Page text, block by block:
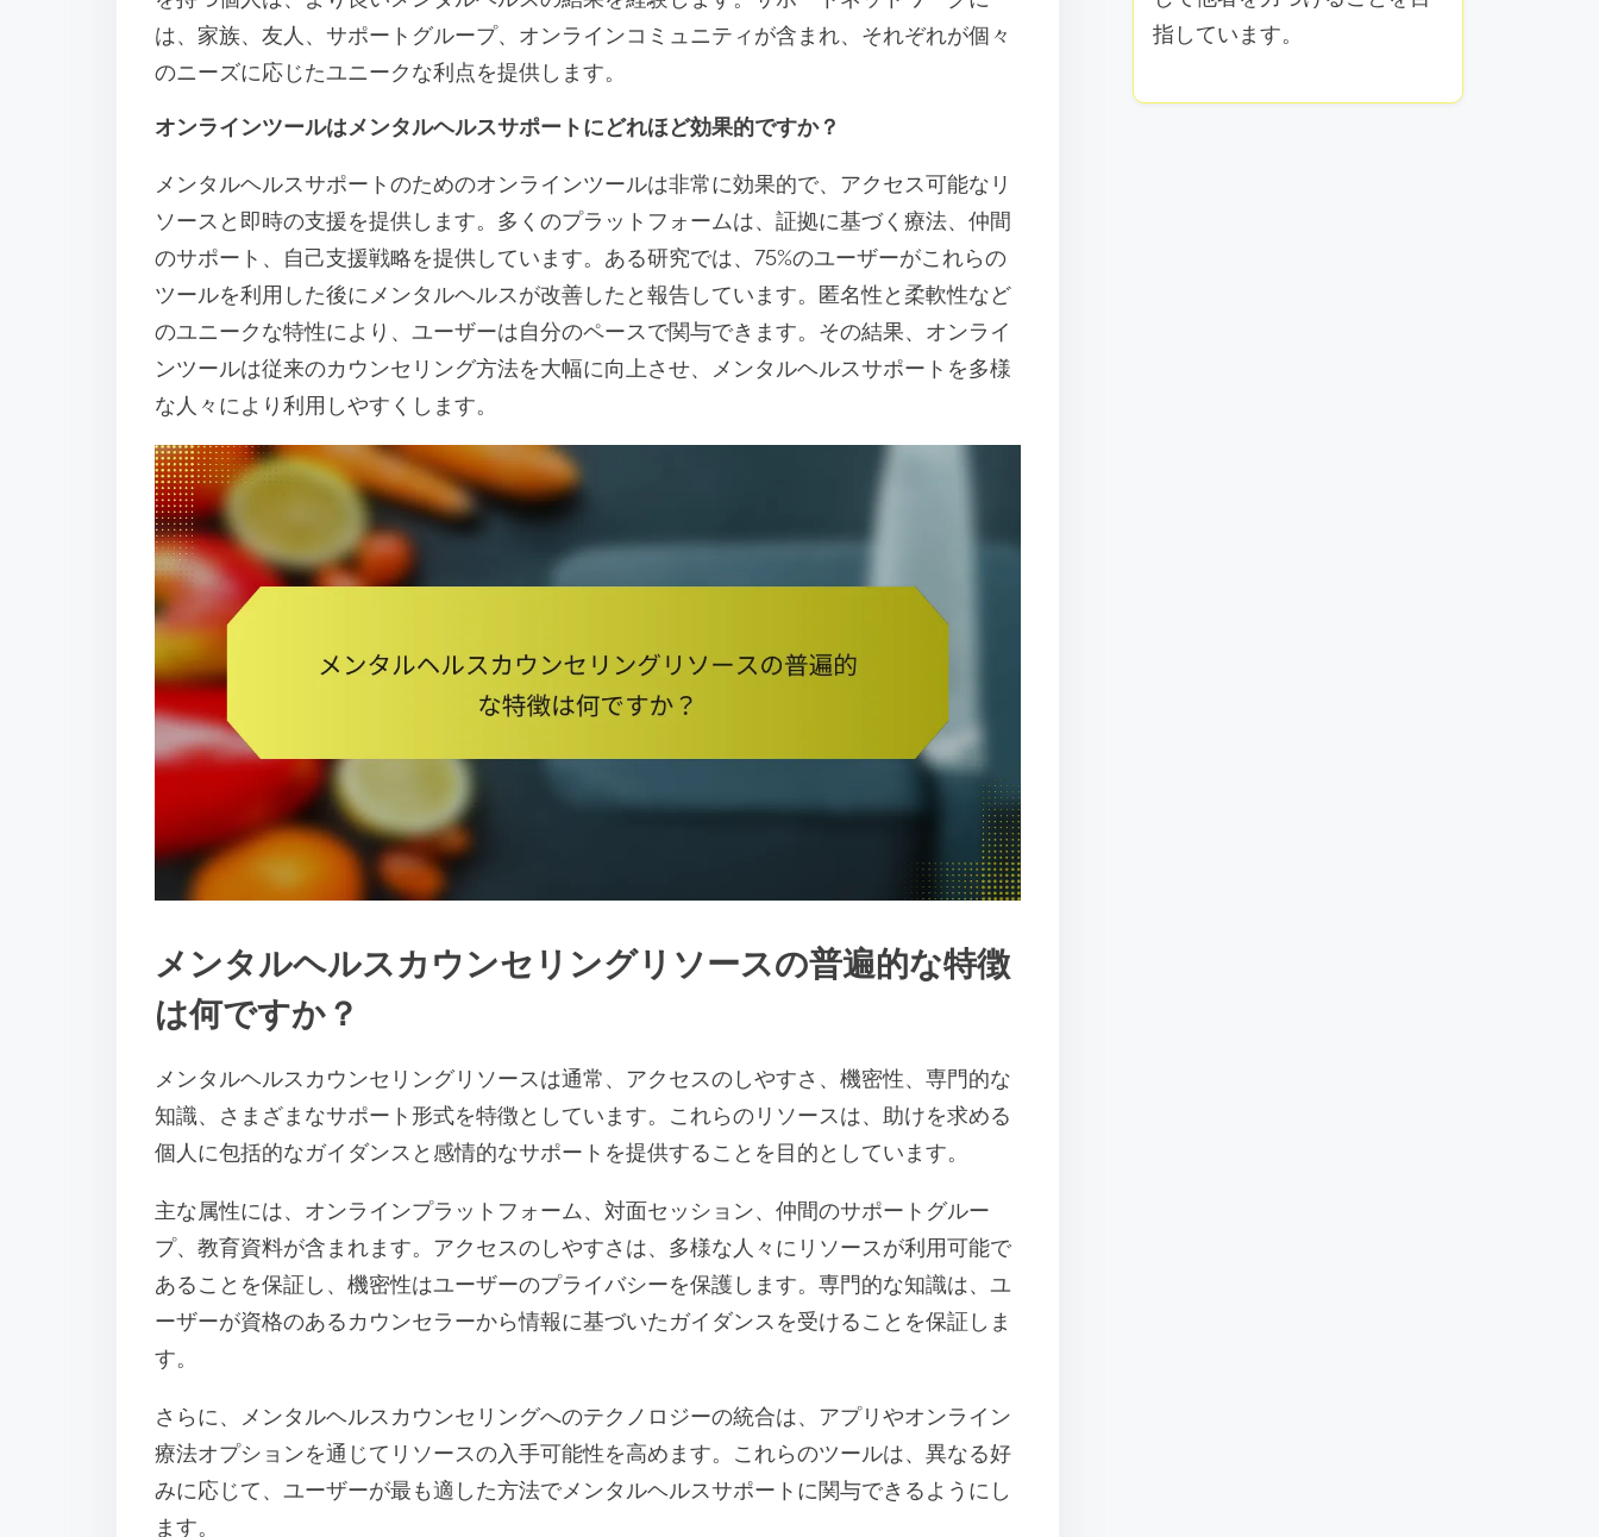
は、家族、友人、サポートグループ、オンラインコミュニティが含まれ、それぞれが個々
のニーズに応じたユニークな利点を提供します。
オンラインツールはメンタルヘルスサポートにどれほど効果的ですか？
メンタルヘルスサポートのためのオンラインツールは非常に効果的で、アクセス可能なリ
ソースと即時の支援を提供します。多くのプラットフォームは、証拠に基づく療法、仲間
のサポート、自己支援戦略を提供しています。ある研究では、75%のユーザーがこれらの
ツールを利用した後にメンタルヘルスが改善したと報告しています。匿名性と柔軟性など
のユニークな特性により、ユーザーは自分のペースで関与できます。その結果、オンライ
ンツールは従来のカウンセリング方法を大幅に向上させ、メンタルヘルスサポートを多様
な人々により利用しやすくします。
メンタルヘルスカウンセリングリソースの普遍的な特徴
は何ですか？
メンタルヘルスカウンセリングリソースは通常、アクセスのしやすさ、機密性、専門的な
知識、さまざまなサポート形式を特徴としています。これらのリソースは、助けを求める
個人に包括的なガイダンスと感情的なサポートを提供することを目的としています。
主な属性には、オンラインプラットフォーム、対面セッション、仲間のサポートグルー
プ、教育資料が含まれます。アクセスのしやすさは、多様な人々にリソースが利用可能で
あることを保証し、機密性はユーザーのプライバシーを保護します。専門的な知識は、ユ
ーザーが資格のあるカウンセラーから情報に基づいたガイダンスを受けることを保証しま
す。
さらに、メンタルヘルスカウンセリングへのテクノロジーの統合は、アプリやオンライン
療法オプションを通じてリソースの入手可能性を高めます。これらのツールは、異なる好
みに応じて、ユーザーが最も適した方法でメンタルヘルスサポートに関与できるようにし
ます。
指しています。